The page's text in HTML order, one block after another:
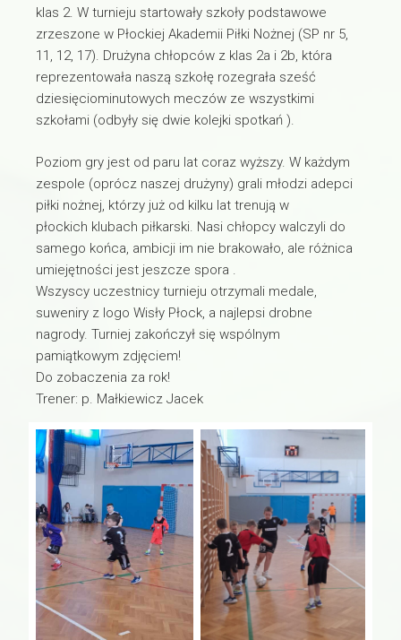
klas 2. W turnieju startowały szkoły podstawowe
zrzeszone w Płockiej Akademii Piłki Nożnej (SP nr 5,
11, 12, 17). Drużyna chłopców z klas 2a i 2b, która
reprezentowała naszą szkołę rozegrała sześć
dziesięciominutowych meczów ze wszystkimi
szkołami (odbyły się dwie kolejki spotkań ).
Poziom gry jest od paru lat coraz wyższy. W każdym
zespole (oprócz naszej drużyny) grali młodzi adepci
piłki nożnej, którzy już od kilku lat trenują w
płockich klubach piłkarski. Nasi chłopcy walczyli do
samego końca, ambicji im nie brakowało, ale różnica
umiejętności jest jeszcze spora .
Wszyscy uczestnicy turnieju otrzymali medale,
suweniry z logo Wisły Płock, a najlepsi drobne
nagrody. Turniej zakończył się wspólnym
pamiątkowym zdjęciem!
Do zobaczenia za rok!
Trener: p. Małkiewicz Jacek